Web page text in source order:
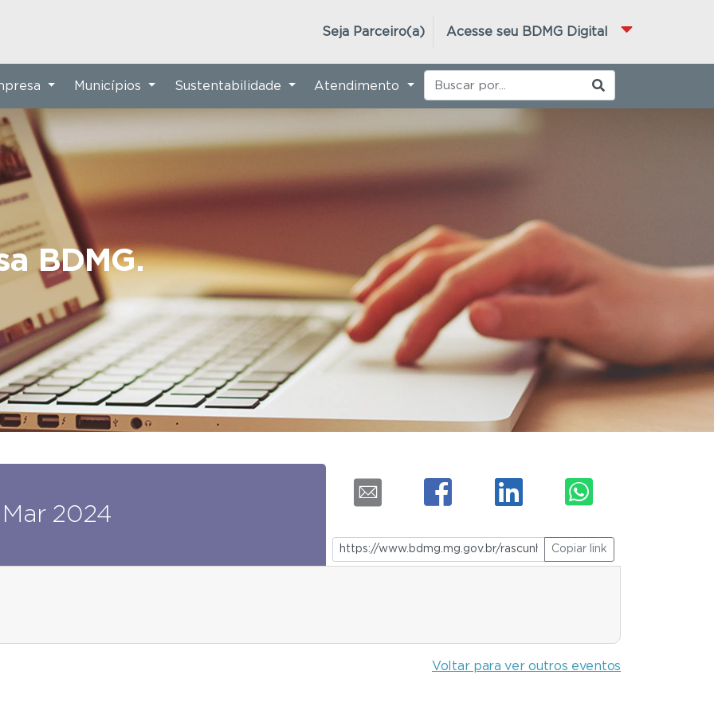
Acesse seu BDMG Digital
Seja Parceiro(a)
BDMG.
Municípios Sustentabilidade Atendimento
Mar 2024
Copiar link
Voltar para ver outros eventos